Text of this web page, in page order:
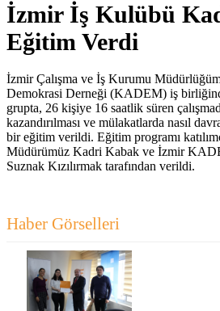
İzmir İş Kulübü
Eğitim Verdi
İzmir Çalışma ve İş Kurumu
Demokrasi Derneği (KADEM) iş
grupta, 26 kişiye 16 saatlik süren
kazandırılması ve mülakatlarda nasıl
bir eğitim verildi. Eğitim programı
Müdürümüz Kadri Kabak ve İzmir
Suznak Kızılırmak tarafından verildi.
Haber Görselleri